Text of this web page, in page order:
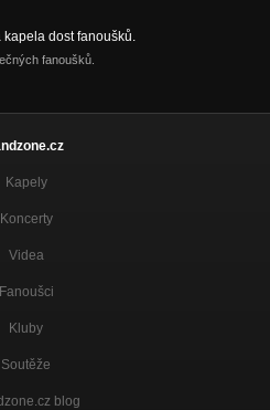
dost fanoušků.
fanoušků.
Kapely
Koncerty
Videa
Fanoušci
Kluby
Soutěže
blog